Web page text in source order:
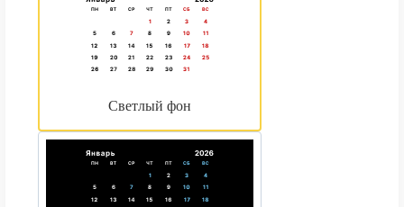
Светлый фон